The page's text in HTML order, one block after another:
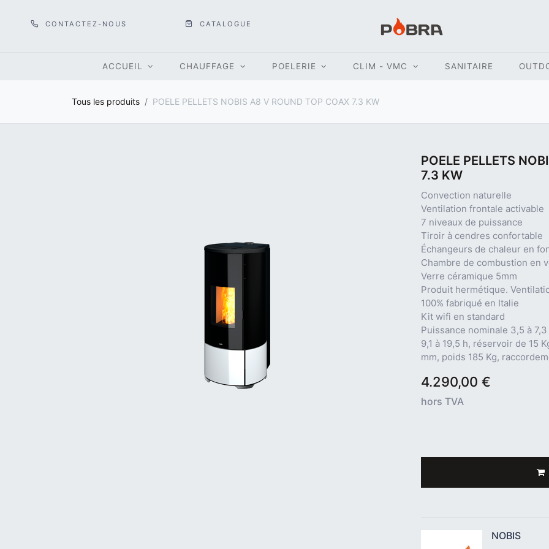
CONTACTEZ-NOUS CATALOGUE
ACCUEIL CHAUFFAGE POELERIE CLIM - VMC SANITAIRE
Tous les produits POELE PELLETS NOBIS A8 V ROUND TOP COAX 7.3 KW
POELE PELLETS
7.3 KW
Convection naturelle
Ventilation frontale activable
7 niveaux de puissance
Tiroir à cendres confortable
Échangeurs de chaleur en
Chambre de combustion en
Verre céramique 5mm
Produit hermétique.
100% fabriqué en Italie
Kit wifi en standard
Puissance nominale 3,5 à
9,1 à 19,5 h, réservoir de 15
mm, poids 185 Kg,
4.290,00 €
hors TVA
NOBIS